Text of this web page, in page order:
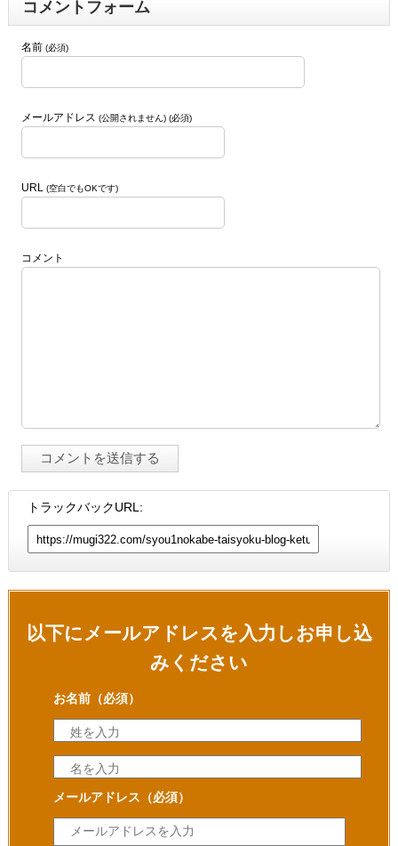
コメントフォーム
名前 (必須)
メールアドレス (公開されません) (必須)
URL (空白でもOKです)
コメント
トラックバックURL:
以下にメールアドレスを入力しお申し込
みください
お名前（必須）
メールアドレス （必須）